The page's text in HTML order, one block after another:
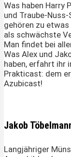
Was haben Harry
und Traube-
gehören zu
als schwächste
Man findet bei
Was Alex und
haben, erfahrt ihr
Prakticast: dem
Azubicast!
Jakob
Langjähriger